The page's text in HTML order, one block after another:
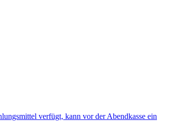
verfügt, kann vor der Abendkasse ein